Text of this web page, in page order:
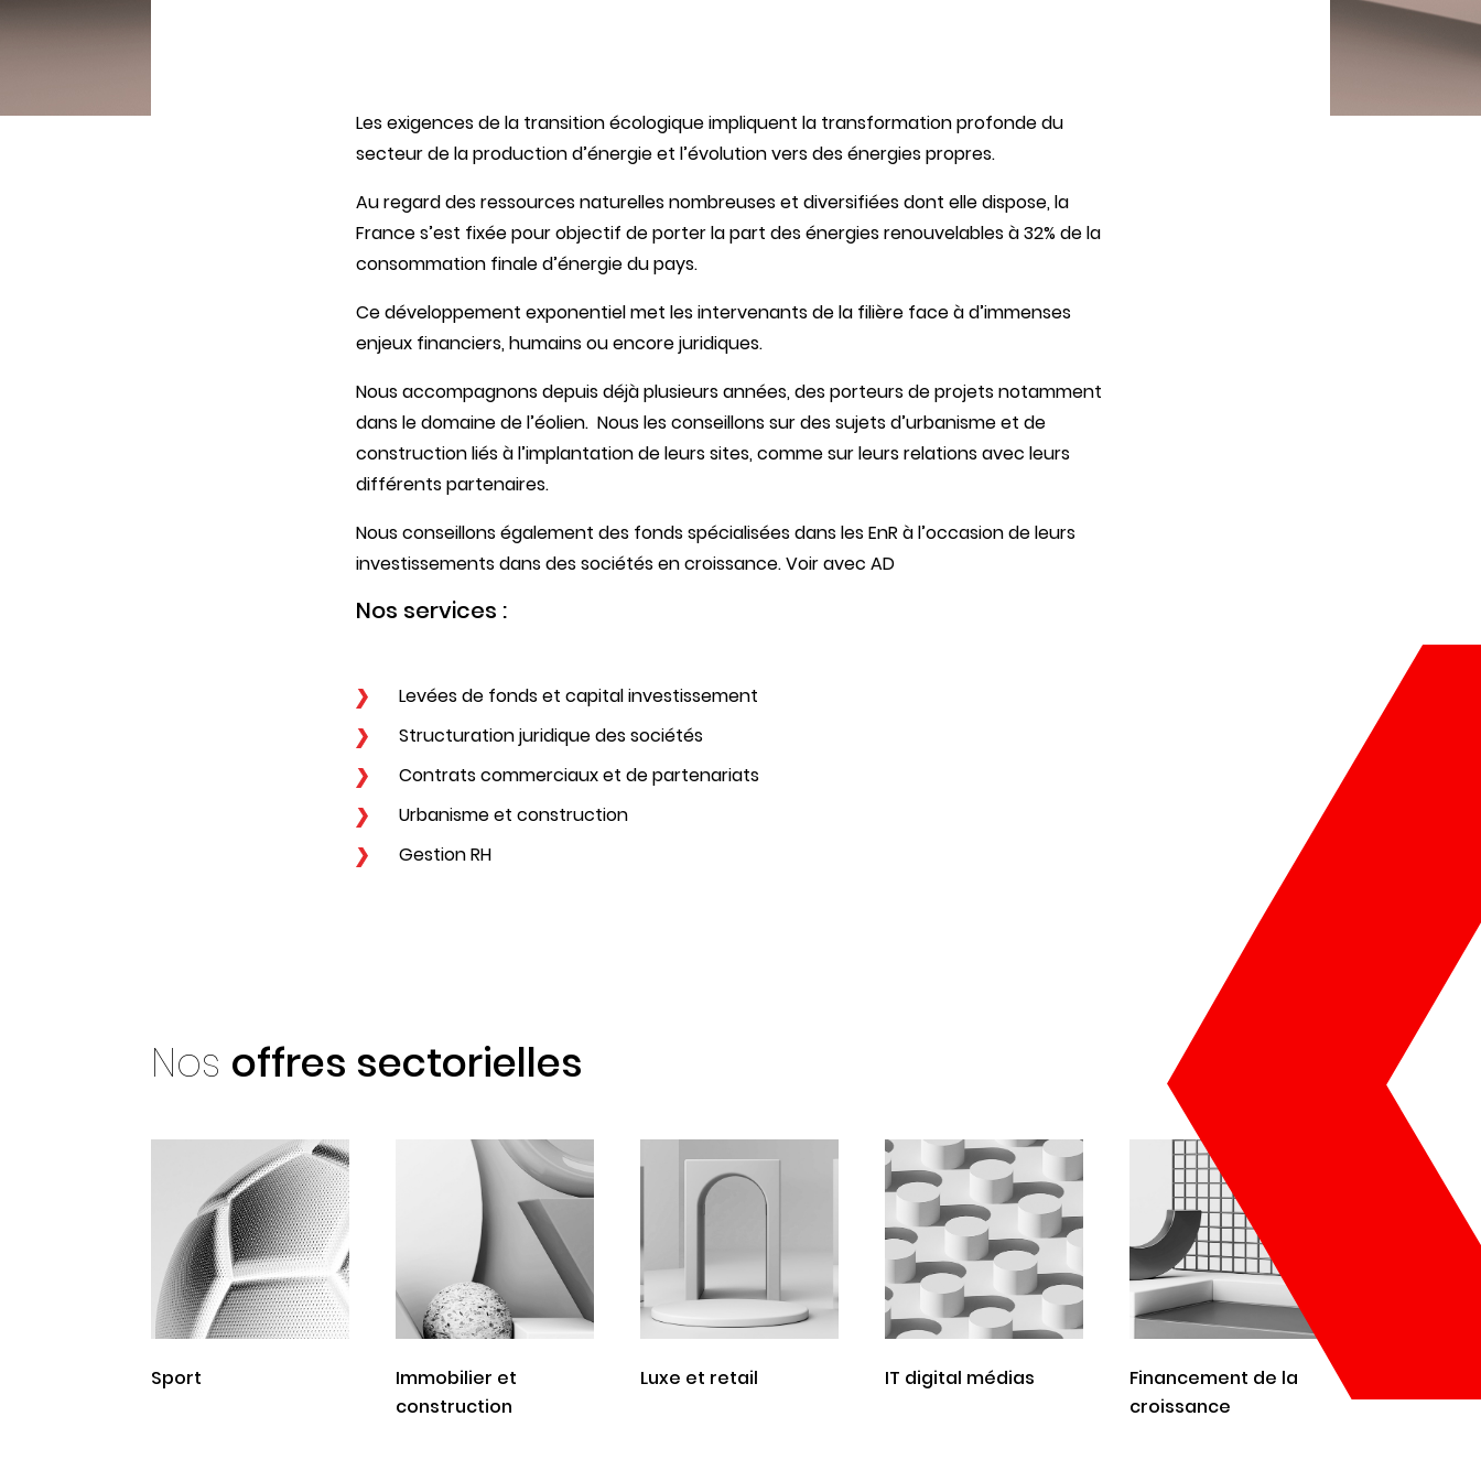
Les exigences de la transition écologique impliquent la transformation profonde du
secteur de la production d’énergie et l’évolution vers des énergies propres.
Au regard des ressources naturelles nombreuses et diversifiées dont elle dispose, la
France s’est fixée pour objectif de porter la part des énergies renouvelables à 32% de la
consommation finale d’énergie du pays.
Ce développement exponentiel met les intervenants de la filière face à d’immenses
enjeux financiers, humains ou encore juridiques.
Nous accompagnons depuis déjà plusieurs années, des porteurs de projets notamment
dans le domaine de l’éolien. Nous les conseillons sur des sujets d’urbanisme et de
construction liés à l’implantation de leurs sites, comme sur leurs relations avec leurs
différents partenaires.
Nous conseillons également des fonds spécialisées dans les EnR à l’occasion de leurs
investissements dans des sociétés en croissance. Voir avec AD
Nos services :
Levées de fonds et capital investissement
Structuration juridique des sociétés
Contrats commerciaux et de partenariats
Urbanisme et construction
Gestion RH
Nos offres sectorielles
Sport
Immobilier et
construction
Luxe et retail IT digital médias
Financement de la
croissance